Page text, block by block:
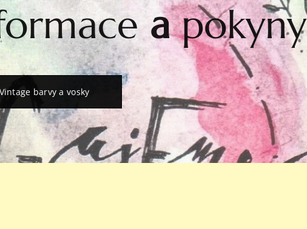
apokyny
Vintage barvy a vosky